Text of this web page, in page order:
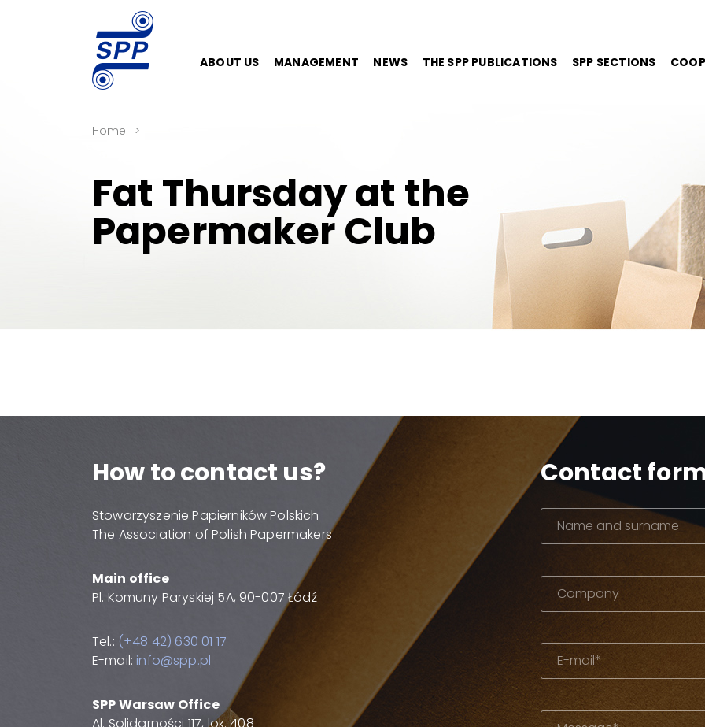
ABOUT US MANAGEMENT NEWS THE SPP PUBLICATIONS SPP SECTIONS
Home
Fat Thursday at the
Papermaker Club
How to contact us?
Stowarzyszenie Papierników Polskich
The Association of Polish Papermakers
Main office
Pl. Komuny Paryskiej 5A, 90-007 Łódź
Tel.: (+48 42) 630 01 17
E-mail: info@spp.pl
SPP Warsaw Office
Contact